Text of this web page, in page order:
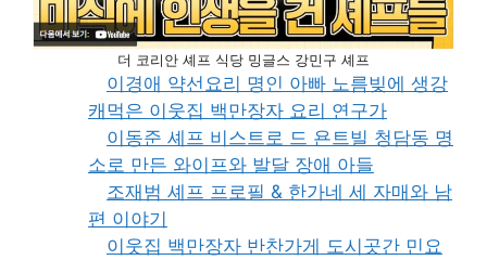
더 코리안 셰프 식당 밍글스 강민구 셰프
이경애 약선요리 명인 아빠 노름빚에 생강
캐먹은 이웃집 백만장자 요리 연구가
이동준 셰프 비스트로 드 욘트빌 청담동 명
소로 만든 와이프와 발달 장애 아들
조재범 셰프 프로필 & 한가네 세 자매와 남
편 이야기
이웃집 백만장자 반찬가게 도시곳간 민요